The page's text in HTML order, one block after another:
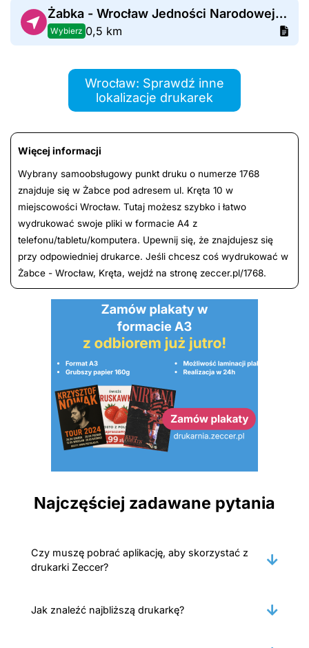
Żabka - Wrocław Jedności Narodowej 146c
Wybierz 0,5 km
Wrocław: Sprawdź inne
lokalizacje drukarek
Więcej informacji
Wybrany samoobsługowy punkt druku o numerze 1768
znajduje się w Żabce pod adresem ul. Kręta 10 w
miejscowości Wrocław. Tutaj możesz szybko i łatwo
wydrukować swoje pliki w formacie A4 z
telefonu/tabletu/komputera. Upewnij się, że znajdujesz się
przy odpowiedniej drukarce. Jeśli chcesz coś wydrukować w
Żabce - Wrocław, Kręta, wejdź na stronę zeccer.pl/1768.
Najczęściej zadawane pytania
Czy muszę pobrać aplikację, aby skorzystać z
drukarki Zeccer?
Jak znaleźć najbliższą drukarkę?